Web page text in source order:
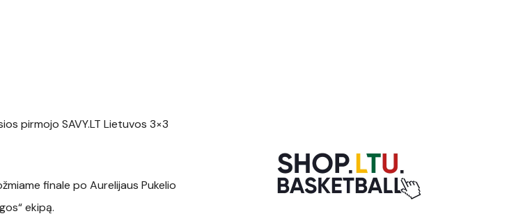
pirmojo SAVY.LT Lietuvos 3×3
finale po Aurelijaus Pukelio
ekipą.